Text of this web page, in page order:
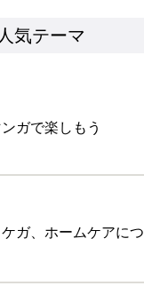
気テーマ
ガで楽しもう
ガ、ホームケアにつ